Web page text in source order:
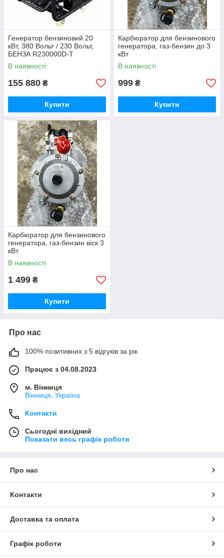
Генератор бензиновий 20
кВт, 380 Вольт / 230 Вольт,
БЕНЗА R230000D-T
В наявності
155 880 ₴
Купити
Карбюратор для бензинового
генератора, газ-бензин до 3
кВт
В наявності
999 ₴
Купити
Карбюратор для бензинового
генератора, газ-бензин віск 3
кВт
В наявності
1 499 ₴
Купити
Про нас
100% позитивних з 5 відгуків за рік
Працює з 04.08.2023
м. Вінниця
Вінниця, Україна
Контакти
Сьогодні вихідний
Показати весь графік роботи
Про нас
Контакти
Доставка та оплата
Графік роботи